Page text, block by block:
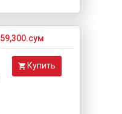
59,300.сум
Купить